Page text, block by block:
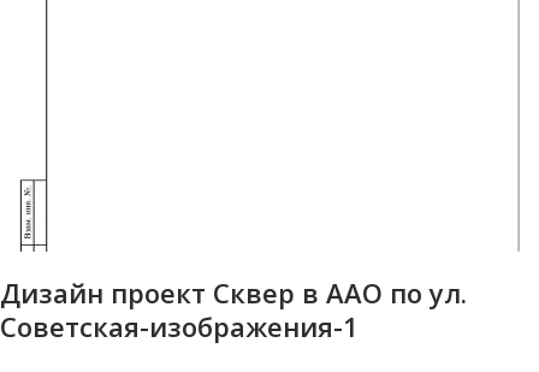
Дизайн проект Сквер в ААО по ул.
Советская-изображения-1